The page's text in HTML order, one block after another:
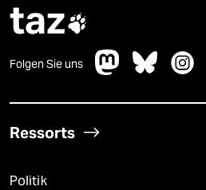
taz
Folgen Sie uns
Ressorts
Politik